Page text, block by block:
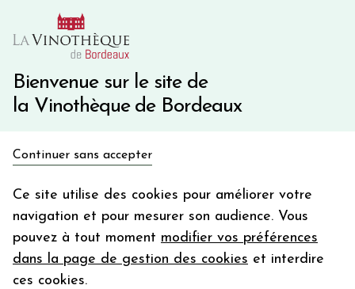
Bienvenue sur le site de
la Vinothèque de Bordeaux
Continuer sans accepter
Ce site utilise des cookies pour améliorer votre
navigation et pour mesurer son audience. Vous
pouvez à tout moment modifier vos préférences
dans la page de gestion des cookies et interdire
ces cookies.
10€ de remise immédiate sur votre première commande
Une question ?
en bon d'achat
Votre
email
En m’abonnant, j’accepte de recevoir la newsletter de la